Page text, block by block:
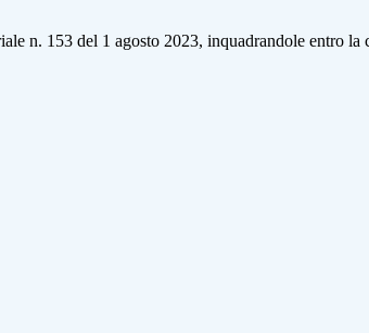
n. 153 del 1 agosto 2023, inquadrandole entro la